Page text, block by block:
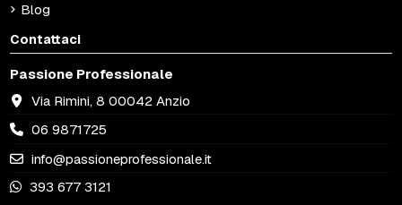
Blog
Contattaci
Passione Professionale
Via Rimini, 8 00042 Anzio
06 9871725
info@passioneprofessionale.it
393 677 3121